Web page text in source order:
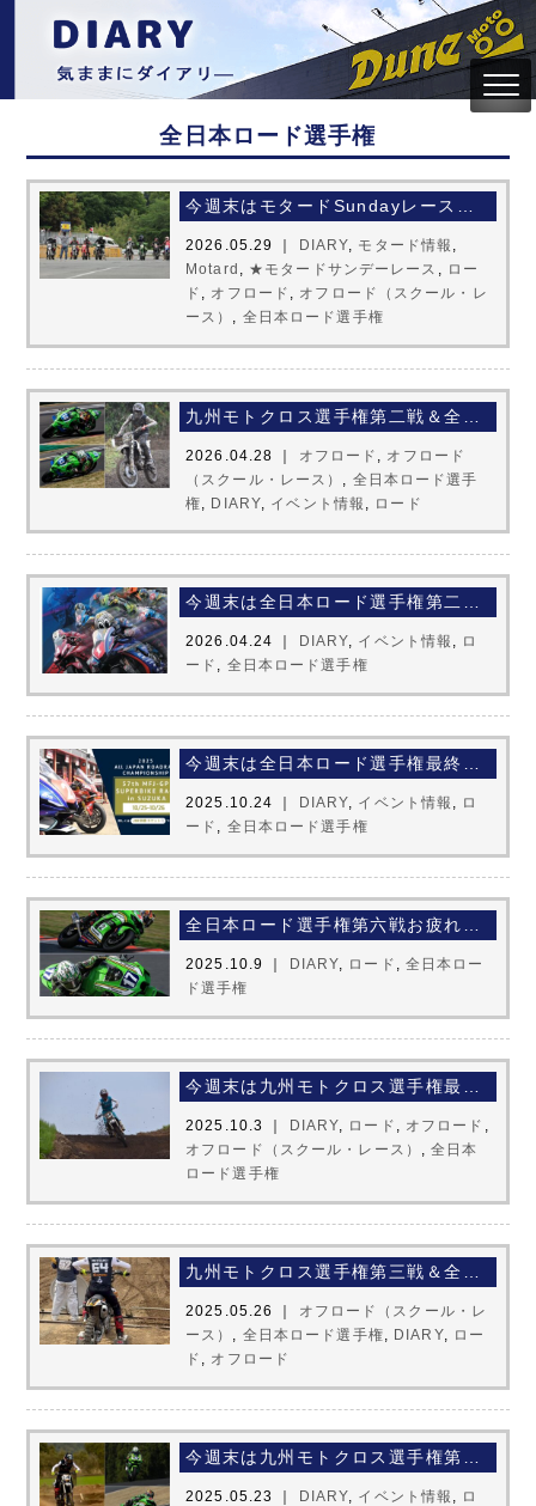
全日本ロード選手権
今週末はモタードSundayレース＆全日本ロード選手権第三戦
2026.05.29 ｜ DIARY, モタード情報 ,
Motard , ★モタードサンデーレース , ロー
ド , オフロード , オフロード（スクール・レ
ース） , 全日本ロード選手権
2026.04.28 ｜ オフロード
オフロード
（スクール・レース）
全日本ロード選手
権
DIARY イベント情報 ロード
2026.04.24 ｜ DIARY イベント情報
ロ
ード
全日本ロード選手権
2025.10.24 ｜ DIARY イベント情報
ロ
ード
全日本ロード選手権
2025.10.9 ｜ DIARY ロード
全日本ロー
ド選手権
2025.10.3 ｜ DIARY ロード オフロード
オフロード（スクール・レース）
,全日本
ロード選手権
2025.05.26 ｜
オフロード（スクール・レ
ース）
全日本ロード選手権 DIARY,
ロー
ド
オフロード
2025.05.23 ｜ DIARY イベント情報
ロ